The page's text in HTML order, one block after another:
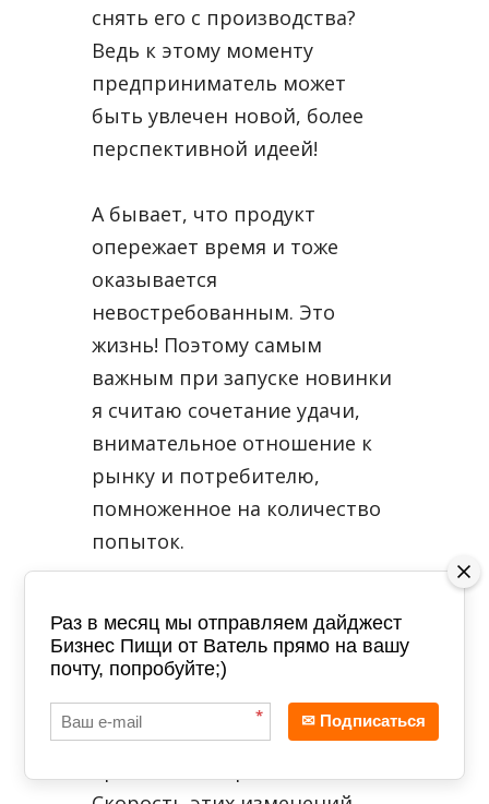
снять его с производства?
Ведь к этому моменту
предприниматель может
быть увлечен новой, более
перспективной идеей!
А бывает, что продукт
опережает время и тоже
оказывается
невостребованным. Это
жизнь! Поэтому самым
важным при запуске новинки
я считаю сочетание удачи,
внимательное отношение к
рынку и потребителю,
помноженное на количество
попыток.
Уверен, что в Питере и в
Москве все больше будет
расти востребованность
«здоровых продуктов». Со
Раз в месяц мы отправляем дайджест
Бизнес Пищи от Ватель прямо на вашу
почту, попробуйте;)
* ✉ Подписаться